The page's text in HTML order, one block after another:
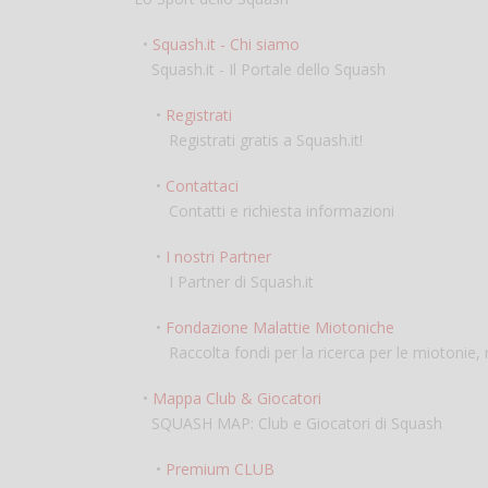
• Squash.it - Chi siamo
Squash.it - Il Portale dello Squash
• Registrati
Registrati gratis a Squash.it!
• Contattaci
Contatti e richiesta informazioni
• I nostri Partner
I Partner di Squash.it
• Fondazione Malattie Miotoniche
Raccolta fondi per la ricerca per le miotonie,
• Mappa Club & Giocatori
SQUASH MAP: Club e Giocatori di Squash
• Premium CLUB